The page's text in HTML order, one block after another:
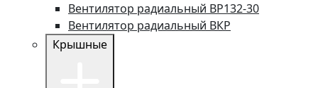
Вентилятор радиальный ВР132-30
Вентилятор радиальный ВКР
Крышные